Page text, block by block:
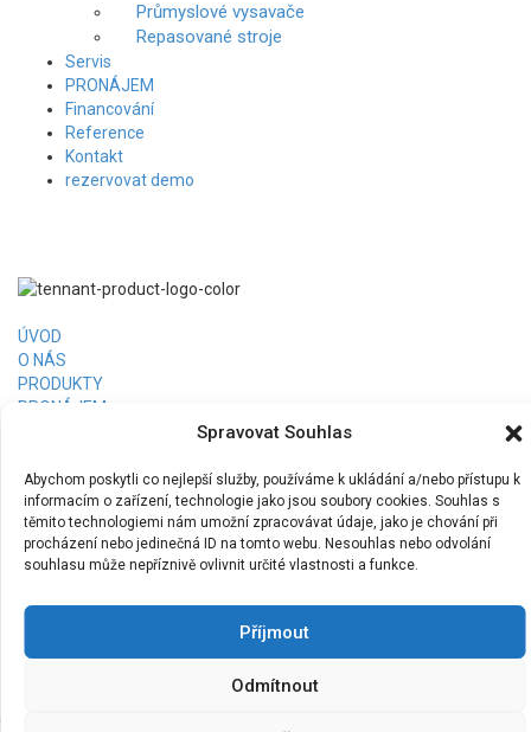
Spravovat Souhlas
Abychom poskytli co nejlepší služby, používáme k ukládání a/nebo přístupu k
informacím o zařízení, technologie jako jsou soubory cookies. Souhlas s
těmito technologiemi nám umožní zpracovávat údaje, jako je chování při
procházení nebo jedinečná ID na tomto webu. Nesouhlas nebo odvolání
souhlasu může nepříznivě ovlivnit určité vlastnosti a funkce.
Příjmout
Odmítnout
Průmyslové vysavače
Repasované stroje
Servis
PRONÁJEM
Financování
Reference
Kontakt
rezervovat demo
ÚVOD
O NÁS
PRODUKTY
PRONÁJEM
KONTAKT
Tennant Česká republika, s.r.o.
+420 773 400 501
info@tcs-czech.cz
www.tennantco.cz